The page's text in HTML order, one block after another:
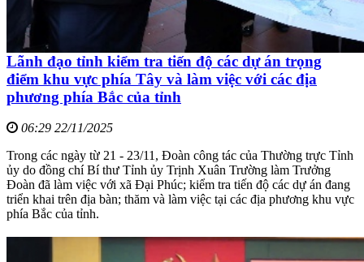
Lãnh đạo tỉnh kiểm tra tiến độ các dự án trọng
điểm khu vực phía Tây và làm việc với các địa
phương phía Bắc của tỉnh
06:29 22/11/2025
Trong các ngày từ 21 - 23/11, Đoàn công tác của Thường trực Tỉnh
ủy do đồng chí Bí thư Tỉnh ủy Trịnh Xuân Trường làm Trưởng
Đoàn đã làm việc với xã Đại Phúc; kiểm tra tiến độ các dự án đang
triển khai trên địa bàn; thăm và làm việc tại các địa phương khu vực
phía Bắc của tỉnh.